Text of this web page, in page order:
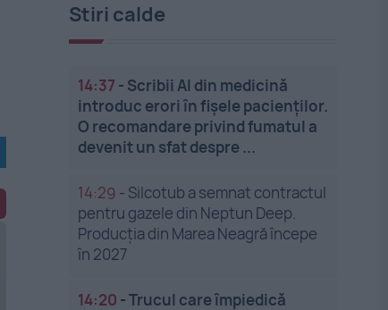
Stiri calde
14:37 - Scribii AI din medicină
introduc erori în fișele pacienților.
O recomandare privind fumatul a
devenit un sfat despre ...
14:29 - Silcotub a semnat contractul
pentru gazele din Neptun Deep.
Producția din Marea Neagră începe
în 2027
14:20 -Trucul care împiedică